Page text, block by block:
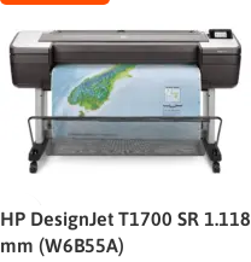
HP DesignJet T1700 SR 1.118
mm (W6B55A)